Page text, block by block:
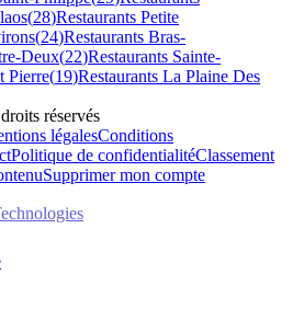
(28)Restaurants Petite
(24)Restaurants Bras-
Deux(22)Restaurants Sainte-
Pierre(19)Restaurants La Plaine Des
réservés
légalesConditions
Politique de confidentialitéClassement
Supprimer mon compte